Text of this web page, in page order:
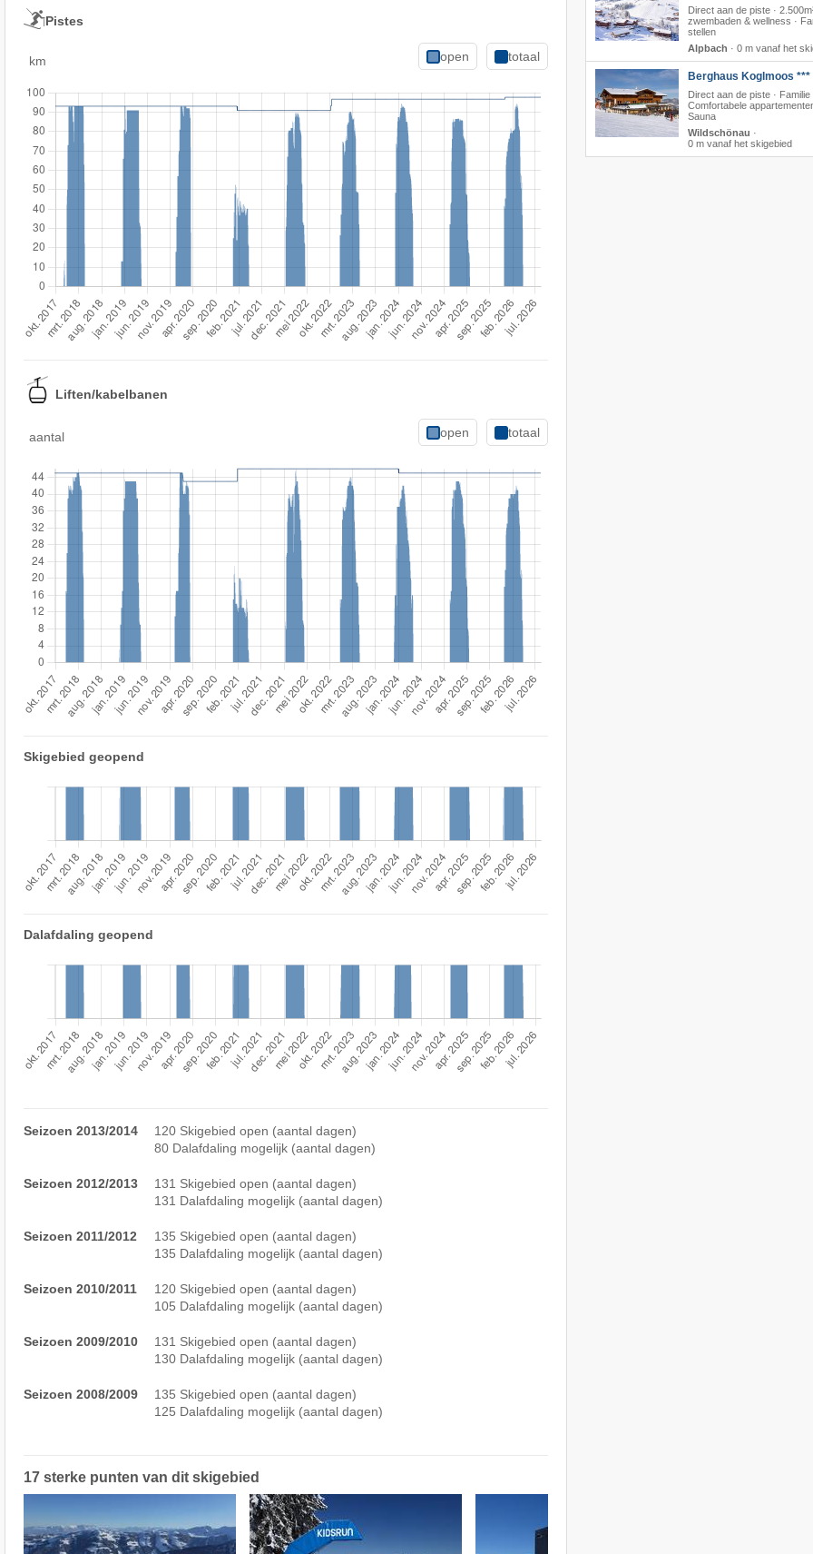
Pistes
km open totaal
Liften/kabelbanen
aantal open totaal
Skigebied geopend
Dalafdaling geopend
Seizoen 2013/2014
120 Skigebied open (aantal dagen)
80 Dalafdaling mogelijk (aantal dagen)
Seizoen 2012/2013
131 Skigebied open (aantal dagen)
131 Dalafdaling mogelijk (aantal dagen)
Seizoen 2011/2012
135 Skigebied open (aantal dagen)
135 Dalafdaling mogelijk (aantal dagen)
Seizoen 2010/2011
120 Skigebied open (aantal dagen)
105 Dalafdaling mogelijk (aantal dagen)
Seizoen 2009/2010
131 Skigebied open (aantal dagen)
130 Dalafdaling mogelijk (aantal dagen)
Seizoen 2008/2009
135 Skigebied open (aantal dagen)
125 Dalafdaling mogelijk (aantal dagen)
17 sterke punten van dit skigebied
Direct aan de piste ·
zwembaden & wellness ·
stellen
Alpbach · 0 m vanaf het
Berghaus Koglmoos ***
Direct aan de piste · Familie
Comfortabele
Sauna
Wildschönau ·
0 m vanaf het skigebied